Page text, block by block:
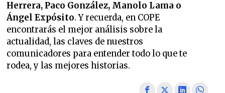
Herrera, Paco González, Manolo Lama o
Ángel Expósito. Y recuerda, en COPE
encontrarás el mejor análisis sobre la
actualidad, las claves de nuestros
comunicadores para entender todo lo que te
rodea, y las mejores historias.